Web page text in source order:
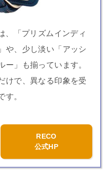
、「プリズムインディ
や、少し淡い「アッシ
ー」も揃っています。
けで、異なる印象を受
す。
RECO
公式HP